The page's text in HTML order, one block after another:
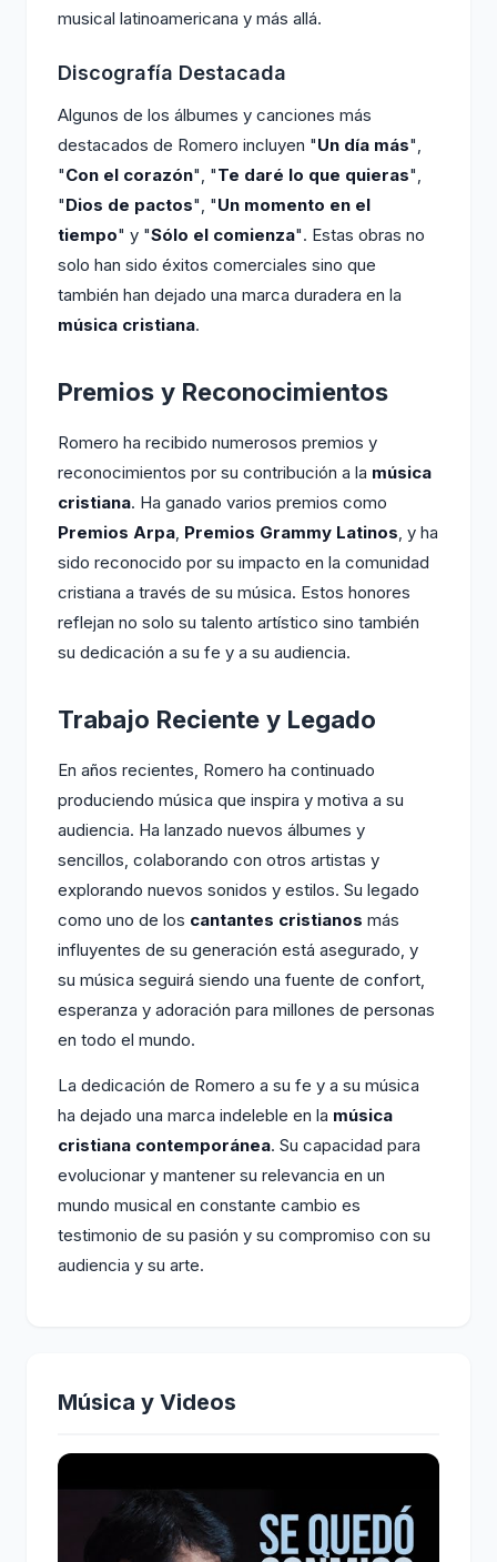
musical latinoamericana y más allá.
Discografía Destacada
Algunos de los álbumes y canciones más
destacados de Romero incluyen "Un día más",
"Con el corazón", "Te daré lo que quieras",
"Dios de pactos", "Un momento en el
tiempo" y "Sólo el comienza". Estas obras no
solo han sido éxitos comerciales sino que
también han dejado una marca duradera en la
música cristiana.
Premios y Reconocimientos
Romero ha recibido numerosos premios y
reconocimientos por su contribución a la música
cristiana. Ha ganado varios premios como
Premios Arpa, Premios Grammy Latinos, y ha
sido reconocido por su impacto en la comunidad
cristiana a través de su música. Estos honores
reflejan no solo su talento artístico sino también
su dedicación a su fe y a su audiencia.
Trabajo Reciente y Legado
En años recientes, Romero ha continuado
produciendo música que inspira y motiva a su
audiencia. Ha lanzado nuevos álbumes y
sencillos, colaborando con otros artistas y
explorando nuevos sonidos y estilos. Su legado
como uno de los cantantes cristianos más
influyentes de su generación está asegurado, y
su música seguirá siendo una fuente de confort,
esperanza y adoración para millones de personas
en todo el mundo.
La dedicación de Romero a su fe y a su música
ha dejado una marca indeleble en la música
cristiana contemporánea. Su capacidad para
evolucionar y mantener su relevancia en un
mundo musical en constante cambio es
testimonio de su pasión y su compromiso con su
audiencia y su arte.
Música y Videos